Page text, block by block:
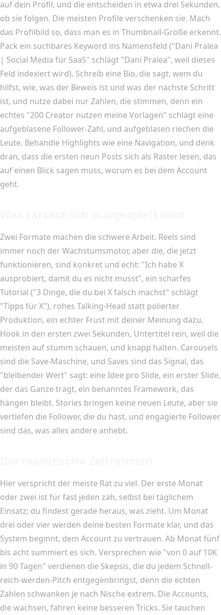
auf dein Profil, und die entscheiden in etwa drei Sekunden,
ob sie folgen. Die meisten Profile verschenken sie. Mach
das Profilbild so, dass man es in Thumbnail-Größe erkennt.
Pack ein suchbares Keyword ins Namensfeld ("Dani Pralea
| Social Media für SaaS" schlägt "Dani Pralea", weil dieses
Feld indexiert wird). Schreib eine Bio, die sagt, wem du
hilfst, wie, was der Beweis ist und was der nächste Schritt
ist, und nutze dabei nur Zahlen, die stimmen, denn ein
echtes "200 Creator nutzen meine Vorlagen" schlägt eine
aufgeblasene Follower-Zahl, und aufgeblasen riechen die
Leute. Behandle Highlights wie eine Navigation, und denk
dran, dass die ersten neun Posts sich als Raster lesen, das
auf einen Blick sagen muss, worum es bei dem Account
geht.
Zwei Formate machen die schwere Arbeit. Reels sind
immer noch der Wachstumsmotor, aber die, die jetzt
funktionieren, sind konkret und echt: "Ich habe X
ausprobiert, damit du es nicht musst", ein scharfes
Tutorial ("3 Dinge, die du bei X falsch machst" schlägt
"Tipps für X"), rohes Talking-Head statt polierter
Produktion, ein echter Frust mit deiner Meinung dazu.
Hook in den ersten zwei Sekunden, Untertitel rein, weil die
meisten auf stumm schauen, und knapp halten. Carousels
sind die Save-Maschine, und Saves sind das Signal, das
"bleibender Wert" sagt: eine Idee pro Slide, ein erster Slide,
der das Ganze trägt, ein benanntes Framework, das
hängen bleibt. Stories bringen keine neuen Leute, aber sie
vertiefen die Follower, die du hast, und engagierte Follower
sind das, was alles andere anhebt.
Hier verspricht der meiste Rat zu viel. Der erste Monat
oder zwei ist für fast jeden zäh, selbst bei täglichem
Einsatz; du findest gerade heraus, was zieht. Um Monat
drei oder vier werden deine besten Formate klar, und das
System beginnt, dem Account zu vertrauen. Ab Monat fünf
bis acht summiert es sich. Versprechen wie "von 0 auf 10K
in 90 Tagen" verdienen die Skepsis, die du jedem Schnell-
reich-werden-Pitch entgegenbringst, denn die echten
Zahlen schwanken je nach Nische extrem. Die Accounts,
die wachsen, fahren keine besseren Tricks. Sie tauchen